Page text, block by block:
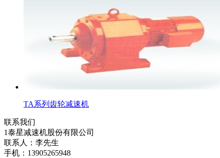
TA系列齿轮减速机
联系我们
1泰星减速机股份有限公司
联系人：李先生
手机：13905265948